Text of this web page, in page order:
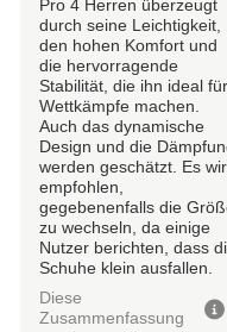
Pro 4 Herren überzeugt
durch seine Leichtigkeit,
den hohen Komfort und
die hervorragende
Stabilität, die ihn ideal
Wettkämpfe machen.
Auch das dynamische
Design und die
werden geschätzt. Es
empfohlen,
gegebenenfalls die
zu wechseln, da einige
Nutzer berichten, dass
Schuhe klein ausfallen.
Diese
Zusammenfassung